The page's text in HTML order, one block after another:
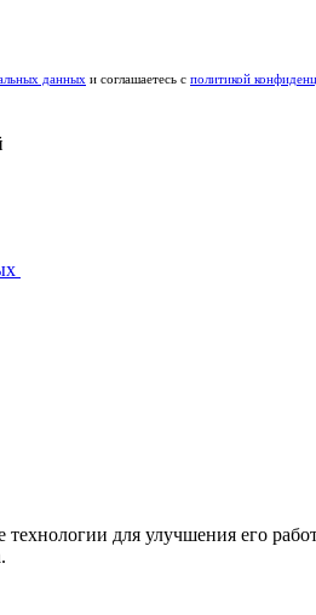
данных и соглашаетесь c политикой
технологии для улучшения его